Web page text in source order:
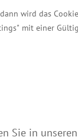
wird das
mit einer
Sie in unseren